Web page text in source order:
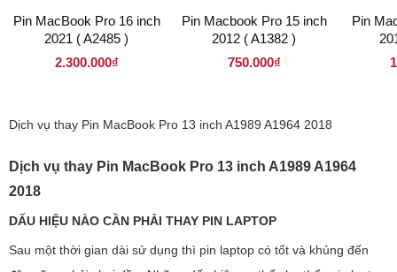
Pin MacBook Pro 16 inch
2021 ( A2485 )
2.300.000₫
Pin Macbook Pro 15 inch
2012 ( A1382 )
750.000₫
Pin
Dịch vụ thay Pin MacBook Pro 13 inch A1989 A1964 2018
Dịch vụ thay Pin MacBook Pro 13 inch A1989 A1964
2018
DẤU HIỆU NÀO CẦN PHẢI THAY PIN LAPTOP
Sau một thời gian dài sử dụng thì pin laptop có tốt và khủng đến